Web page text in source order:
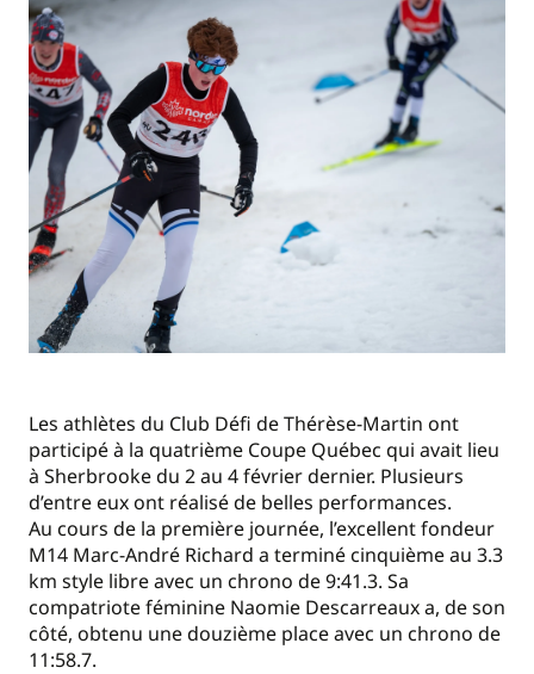
Les athlètes du Club Défi de Thérèse-Martin ont
participé à la quatrième Coupe Québec qui avait lieu
à Sherbrooke du 2 au 4 février dernier. Plusieurs
d’entre eux ont réalisé de belles performances.
Au cours de la première journée, l’excellent fondeur
M14 Marc-André Richard a terminé cinquième au 3.3
km style libre avec un chrono de 9:41.3. Sa
compatriote féminine Naomie Descarreaux a, de son
côté, obtenu une douzième place avec un chrono de
11:58.7.